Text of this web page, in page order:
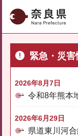
奈良県
緊急・災害
2026年8月7日
令和8年熊本
2026年6月29日
県道東川河